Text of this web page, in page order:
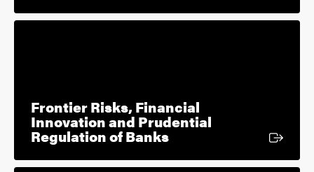
Frontier Risks, Financial
Innovation and Prudential
Regulation of BanksExtern länk